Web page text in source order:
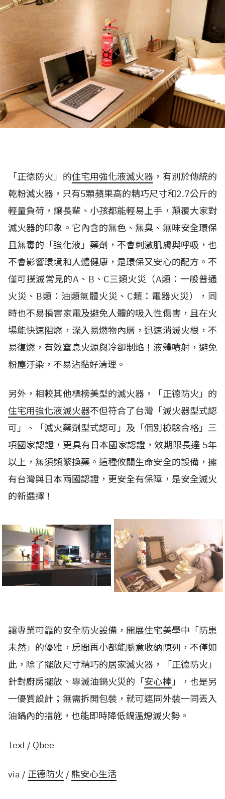
「正德防火」的住宅用強化液滅火器 ，有別於傳統的
乾粉滅火器，只有5顆蘋果高的精巧尺寸和2.7公斤的
輕量負荷，讓長輩、小孩都能輕易上手，顛覆大家對
滅火器的印象。它內含的無色、無臭、無味安全環保
且無毒的「強化液」藥劑，不會刺激肌膚與呼吸，也
不會影響環境和人體健康，是環保又安心的配方。不
僅可撲滅常見的A、B、C三類火災（A類：一般普通
火災、B類：油類氣體火災、C類：電器火災），同
時也不易損害家電及避免人體的吸入性傷害，且在火
場能快速阻燃，深入易燃物內層，迅速消滅火根，不
易復燃，有效窒息火源與冷卻制焰！液體噴射，避免
粉塵汙染，不易沾黏好清理。
另外，相較其他標榜美型的滅火器，「正德防火」的
住宅用強化液滅火器不但符合了台灣「滅火器型式認
可」、「滅火藥劑型式認可」及「個別檢驗合格」三
項國家認證，更具有日本國家認證，效期限長達 5年
以上，無須頻繁換藥。這種攸關生命安全的設備，擁
有台灣與日本兩國認證，更安全有保障，是安全滅火
的新選擇！
讓專業可靠的安全防火設備，開展住宅美學中「防患
未然」的優雅，房間再小都能隨意收納陳列，不僅如
此，除了擺放尺寸精巧的居家滅火器，「正德防火」
針對廚房擺放、專滅油鍋火災的「安心棒」，也是另
一優質設計；無需拆開包裝，就可連同外裝一同丟入
油鍋內的措施，也能即時降低鍋溫熄滅火勢。
Text / Qbee
via / 正德防火 / 熊安心生活